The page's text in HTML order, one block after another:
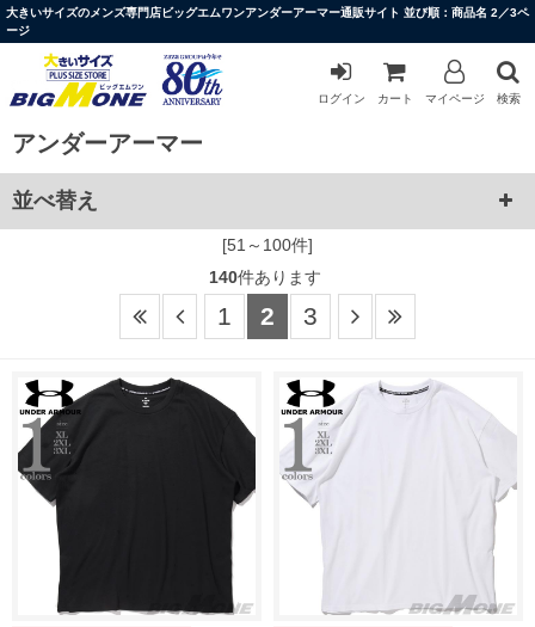
大きいサイズのメンズ専門店ビッグエムワンアンダーアーマー通販サイト 並び順：商品名 2／3ペ
ージ
ログイン カート マイページ 検索
アンダーアーマー
並べ替え
[51～100件]
140件あります
1 2 3